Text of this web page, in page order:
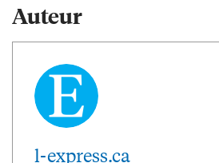
Auteur
l-express.ca